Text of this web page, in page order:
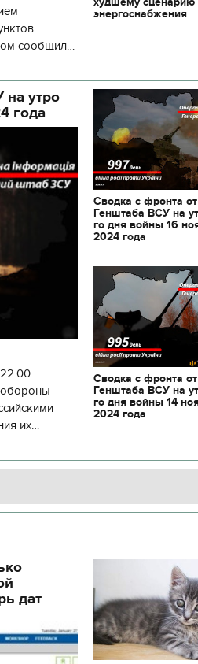
сообщил
энергоснабжения
на утро
года
обороны
их
Сводка с фронта от
Генштаба ВСУ на
го дня войны 16
2024 года
Сводка с фронта от
Генштаба ВСУ на
го дня войны 14
2024 года
дат
04.01.2018 | 17:16
Как готовить кутю и
блюд должны быть на
Святвечер